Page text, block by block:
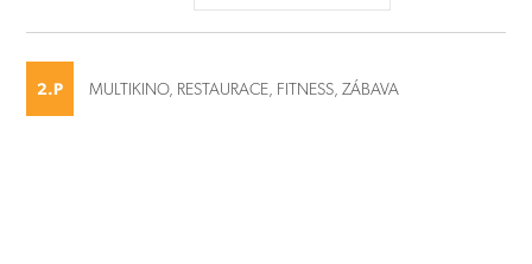
2.P MULTIKINO, RESTAURACE, FITNESS, ZÁBAVA